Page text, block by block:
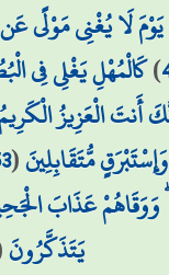
يَوْمَ لَا يُغْنِي مَوْلًى
)كَالْمُهْلِ يَغْلِي فِي
أَنتَ الْعَزِيزُ
مُّتَقَابِلِينَ(
وَوَقَاهُمْ عَذَابَ
يَتَذَكَّرُونَ